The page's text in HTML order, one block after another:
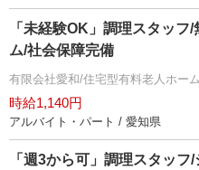
「未経験OK」調理スタッ
ム/社会保障完備
有限会社愛和/住宅型有料老人ホー
時給1,140円
アルバイト・パート / 愛知県
「週3から可」調理スタッ